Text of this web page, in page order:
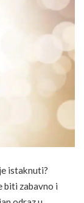
istaknuti?
biti zabavno i